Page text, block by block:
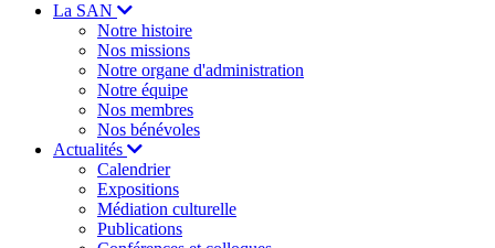
La SAN
Notre histoire
Nos missions
Notre organe d'administration
Notre équipe
Nos membres
Nos bénévoles
Actualités
Calendrier
Expositions
Médiation culturelle
Publications